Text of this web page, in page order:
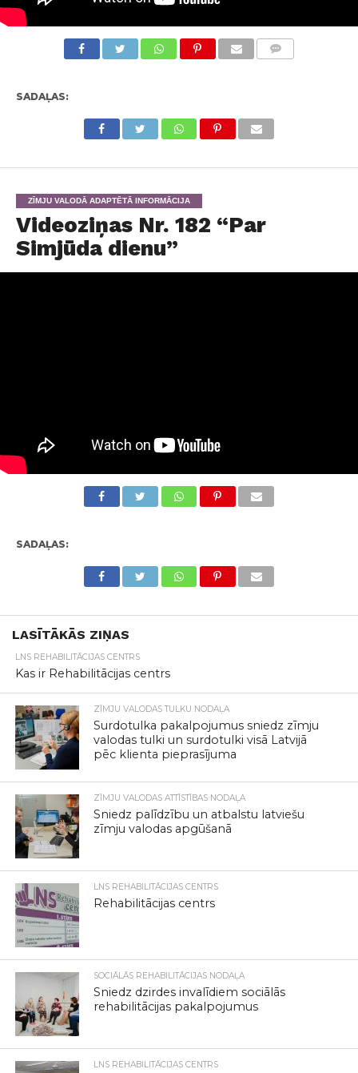
SADAĻAS:
ZĪMJU VALODĀ ADAPTĒTĀ INFORMĀCIJA
Videoziņas Nr. 182 “Par
Simjūda dienu”
SADAĻAS:
LASĪTĀKĀS ZIŅAS
LNS REHABILITĀCIJAS CENTRS
Kas ir Rehabilitācijas centrs
ZĪMJU VALODAS TULKU NODAĻA
Surdotulka pakalpojumus sniedz zīmju
valodas tulki un surdotulki visā Latvijā
pēc klienta pieprasījuma
ZĪMJU VALODAS ATTĪSTĪBAS NODAĻA
Sniedz palīdzību un atbalstu latviešu
zīmju valodas apgūšanā
LNS REHABILITĀCIJAS CENTRS
Rehabilitācijas centrs
SOCIĀLĀS REHABILITĀCIJAS NODAĻA
Sniedz dzirdes invalīdiem sociālās
rehabilitācijas pakalpojumus
LNS REHABILITĀCIJAS CENTRS